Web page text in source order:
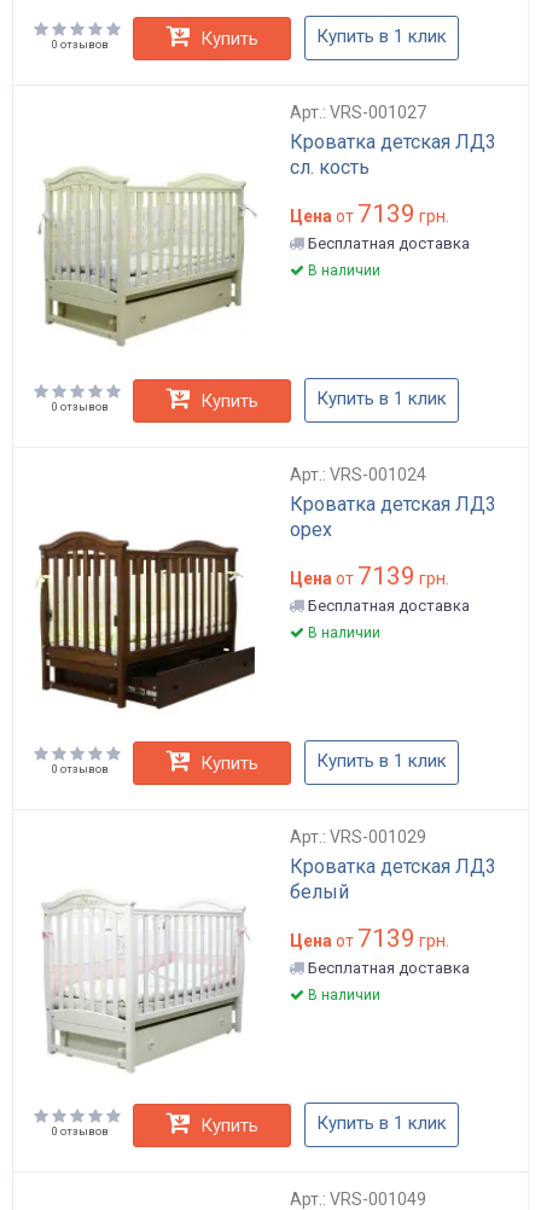
0 отзывов Купить Купить в 1 клик
Арт.: VRS-001027
Кроватка детская ЛД3
сл. кость
Цена от 7139 грн.
Бесплатная доставка
В наличии
0 отзывов Купить Купить в 1 клик
Арт.: VRS-001024
Кроватка детская ЛД3
орех
Цена от 7139 грн.
Бесплатная доставка
В наличии
0 отзывов Купить Купить в 1 клик
Арт.: VRS-001029
Кроватка детская ЛД3
белый
Цена от 7139 грн.
Бесплатная доставка
В наличии
0 отзывов Купить Купить в 1 клик
Арт.: VRS-001049